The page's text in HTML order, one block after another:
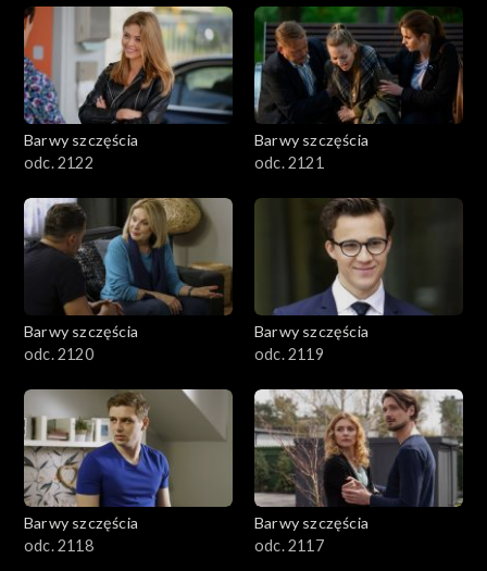
Barwy szczęścia
odc. 2122
Barwy szczęścia
odc. 2121
Barwy szczęścia
odc. 2120
Barwy szczęścia
odc. 2119
Barwy szczęścia
odc. 2118
Barwy szczęścia
odc. 2117